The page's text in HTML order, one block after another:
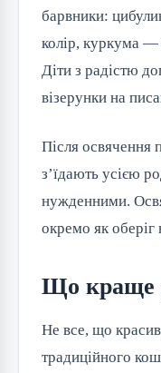
барвники:
колір, куркума
Діти з радістю
візерунки на
Після освячення
з’їдають усією
нужденними.
окремо як оберіг
Що краще
Не все, що
традиційного